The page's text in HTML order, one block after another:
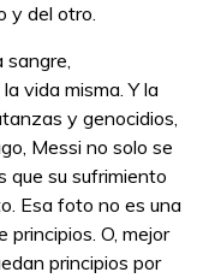
y del otro.
sangre,
vida misma. Y la
y genocidios,
Messi no solo se
que su sufrimiento
Esa foto no es una
principios. O, mejor
principios por